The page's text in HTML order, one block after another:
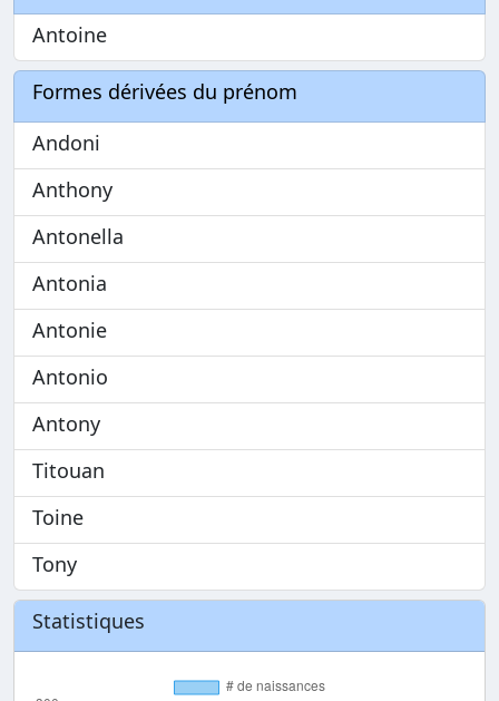
Antoine
Formes dérivées du prénom
Andoni
Anthony
Antonella
Antonia
Antonie
Antonio
Antony
Titouan
Toine
Tony
Statistiques